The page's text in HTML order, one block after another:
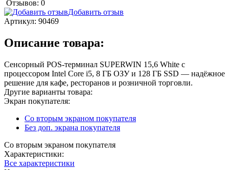
Отзывов: 0
Добавить отзыв
Артикул: 90469
Описание товара:
Сенсорный POS-терминал SUPERWIN 15,6 White с
процессором Intel Core i5, 8 ГБ ОЗУ и 128 ГБ SSD — надёжное
решение для кафе, ресторанов и розничной торговли.
Другие варианты товара:
Экран покупателя:
Со вторым экраном покупателя
Без доп. экрана покупателя
Со вторым экраном покупателя
Характеристики:
Все характеристики